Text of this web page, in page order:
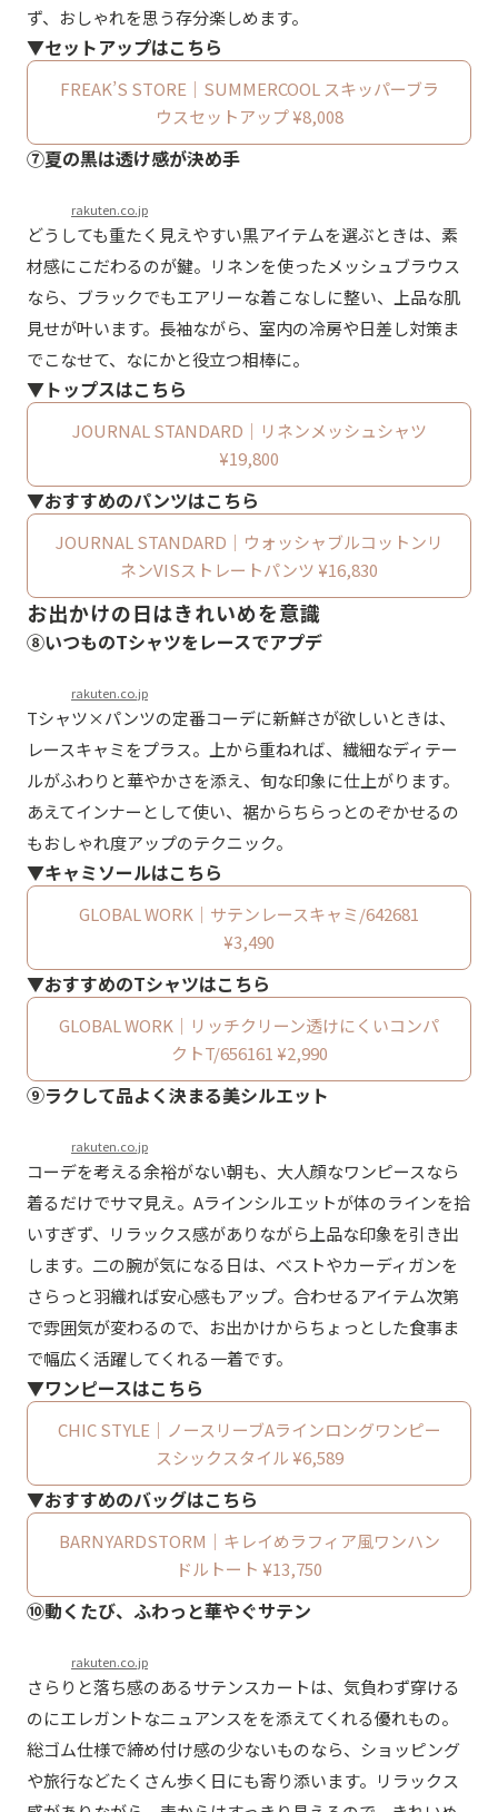
ず、おしゃれを思う存分楽しめます。
▼セットアップはこちら
FREAK’S STORE｜SUMMERCOOL スキッパーブラ
ウスセットアップ ¥8,008
⑦夏の黒は透け感が決め手
rakuten.co.jp
どうしても重たく見えやすい黒アイテムを選ぶときは、素
材感にこだわるのが鍵。リネンを使ったメッシュブラウス
なら、ブラックでもエアリーな着こなしに整い、上品な肌
見せが叶います。長袖ながら、室内の冷房や日差し対策ま
でこなせて、なにかと役立つ相棒に。
▼トップスはこちら
JOURNAL STANDARD｜リネンメッシュシャツ
¥19,800
▼おすすめのパンツはこちら
JOURNAL STANDARD｜ウォッシャブルコットンリ
ネンVISストレートパンツ ¥16,830
お出かけの日はきれいめを意識
⑧いつものTシャツをレースでアプデ
rakuten.co.jp
Tシャツ×パンツの定番コーデに新鮮さが欲しいときは、
レースキャミをプラス。上から重ねれば、繊細なディテー
ルがふわりと華やかさを添え、旬な印象に仕上がります。
あえてインナーとして使い、裾からちらっとのぞかせるの
もおしゃれ度アップのテクニック。
▼キャミソールはこちら
GLOBAL WORK｜サテンレースキャミ/642681
¥3,490
▼おすすめのTシャツはこちら
GLOBAL WORK｜リッチクリーン透けにくいコンパ
クトT/656161 ¥2,990
⑨ラクして品よく決まる美シルエット
rakuten.co.jp
コーデを考える余裕がない朝も、大人顔なワンピースなら
着るだけでサマ見え。Aラインシルエットが体のラインを拾
いすぎず、リラックス感がありながら上品な印象を引き出
します。二の腕が気になる日は、ベストやカーディガンを
さらっと羽織れば安心感もアップ。合わせるアイテム次第
で雰囲気が変わるので、お出かけからちょっとした食事ま
で幅広く活躍してくれる一着です。
▼ワンピースはこちら
CHIC STYLE｜ノースリーブAラインロングワンピー
スシックスタイル ¥6,589
▼おすすめのバッグはこちら
BARNYARDSTORM｜キレイめラフィア風ワンハン
ドルトート ¥13,750
⑩動くたび、ふわっと華やぐサテン
rakuten.co.jp
さらりと落ち感のあるサテンスカートは、気負わず穿ける
のにエレガントなニュアンスをを添えてくれる優れもの。
総ゴム仕様で締め付け感の少ないものなら、ショッピング
や旅行などたくさん歩く日にも寄り添います。リラックス